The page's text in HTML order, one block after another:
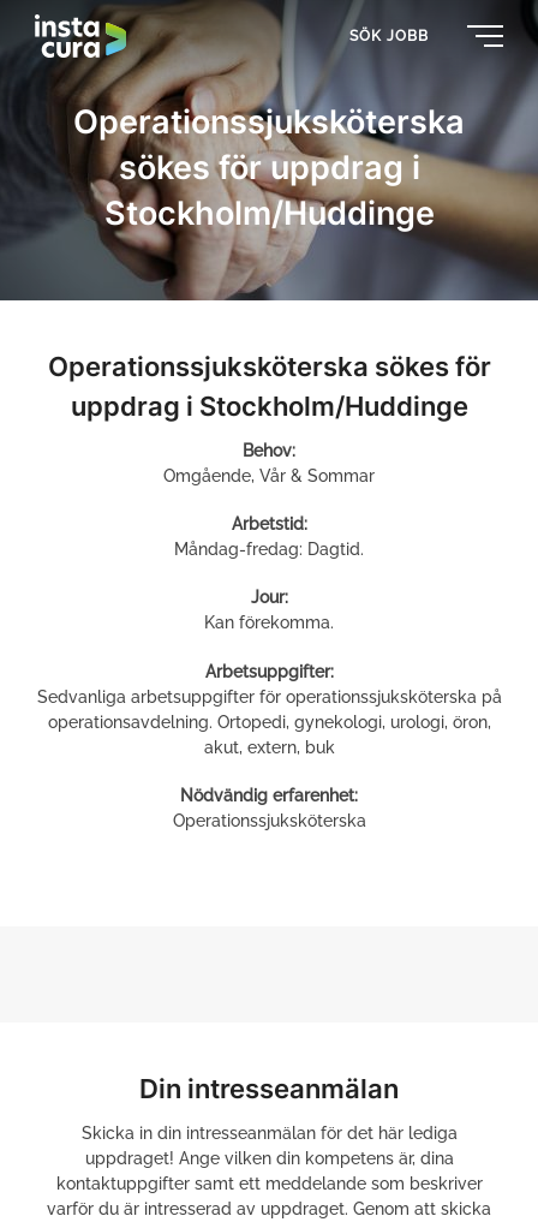
SÖK JOBB
Operationssjuksköterska
sökes för uppdrag i
Stockholm/Huddinge
Operationssjuksköterska sökes för
uppdrag i Stockholm/Huddinge
Behov:
Omgående, Vår & Sommar
Arbetstid:
Måndag-fredag: Dagtid.
Jour:
Kan förekomma.
Arbetsuppgifter:
Sedvanliga arbetsuppgifter för operationssjuksköterska på
operationsavdelning. Ortopedi, gynekologi, urologi, öron,
akut, extern, buk
Nödvändig erfarenhet:
Operationssjuksköterska
Din intresseanmälan
Skicka in din intresseanmälan för det här lediga
uppdraget! Ange vilken din kompetens är, dina
kontaktuppgifter samt ett meddelande som beskriver
varför du är intresserad av uppdraget. Genom att skicka